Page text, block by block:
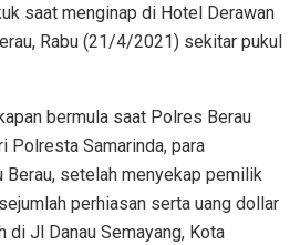
saat menginap di Hotel Derawan
Rabu (21/4/2021) sekitar pukul
bermula saat Polres Berau
Polresta Samarinda, para
Berau, setelah menyekap pemilik
perhiasan serta uang dollar
di Jl Danau Semayang, Kota